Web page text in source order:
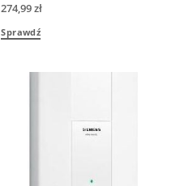
274,99zł
Sprawdź